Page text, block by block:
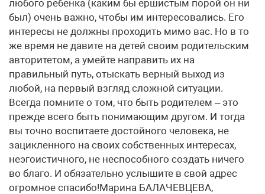
любого ребенка (каким бы ершистым порой он ни
был) очень важно, чтобы им интересовались. Его
интересы не должны проходить мимо вас. Но в то
же время не давите на детей своим родительским
авторитетом, а умейте направить их на
правильный путь, отыскать верный выход из
любой, на первый взгляд сложной ситуации.
Всегда помните о том, что быть родителем – это
прежде всего быть понимающим другом. И тогда
вы точно воспитаете достойного человека, не
зацикленного на своих собственных интересах,
неэгоистичного, не неспособного создать ничего
во благо. И обязательно услышите в свой адрес
огромное спасибо!Марина БАЛАЧЕВЦЕВА,